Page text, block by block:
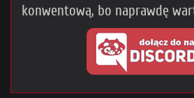
konwentową, bo naprawdę